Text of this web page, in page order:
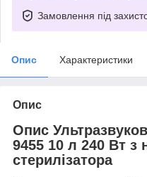
Замовлення під
Опис Характеристики
Опис
Опис
9455 10 л 240 Вт з
стерилізатора